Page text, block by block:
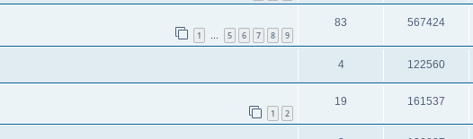
1 … 5 6 7 8 9
83 567424
4 122560
1 2
19 161537